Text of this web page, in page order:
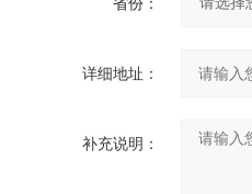
详细地址：
补充说明：